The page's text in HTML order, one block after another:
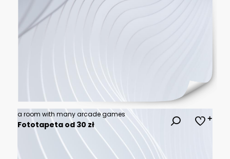
a room with many arcade games
Fototapeta od 30 zł